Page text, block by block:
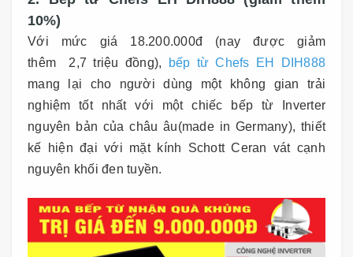
10%)
Với mức giá 18.200.000đ (nay được giảm
thêm 2,7 triệu đồng),
bếp từ Chefs EH DIH888
mang lại cho người dùng một không gian trải
nghiệm tốt nhất với một chiếc bếp từ Inverter
nguyên bản của châu âu(made in Germany), thiết
kế hiện đại với mặt kính Schott Ceran vát cạnh
nguyên khối đen tuyền.